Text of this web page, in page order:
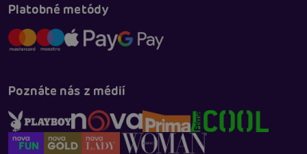
Platobné metódy
Poznáte nás z médií